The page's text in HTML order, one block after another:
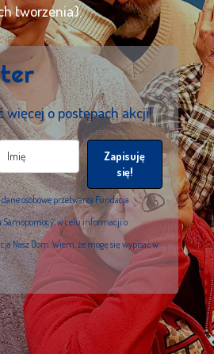
tworzenia).
więcej o postępach akcji!
Zapisuję
się!
osobowe przetwarza Fundacja
Samopomocy, w celu informacji o
Nasz Dom. Wiem, że mogę się wypisać w